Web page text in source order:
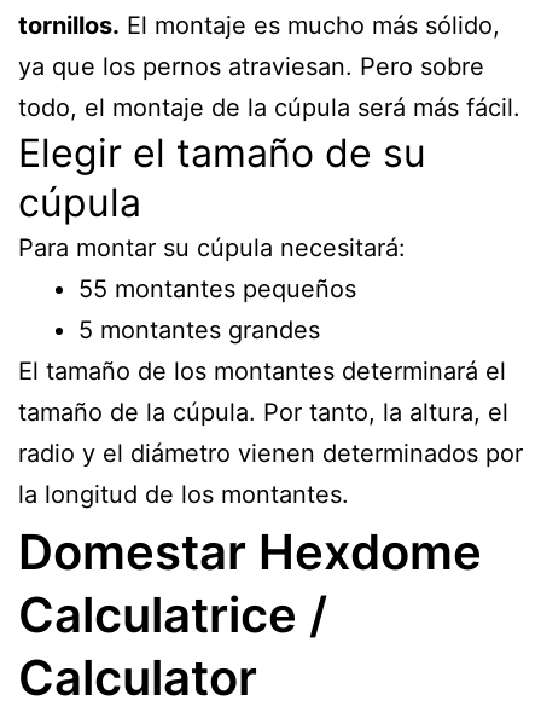
tornillos. El montaje es mucho más sólido,
ya que los pernos atraviesan. Pero sobre
todo, el montaje de la cúpula será más fácil.
Elegir el tamaño de su
cúpula
Para montar su cúpula necesitará:
55 montantes pequeños
5 montantes grandes
El tamaño de los montantes determinará el
tamaño de la cúpula. Por tanto, la altura, el
radio y el diámetro vienen determinados por
la longitud de los montantes.
Domestar Hexdome
Calculatrice /
Calculator